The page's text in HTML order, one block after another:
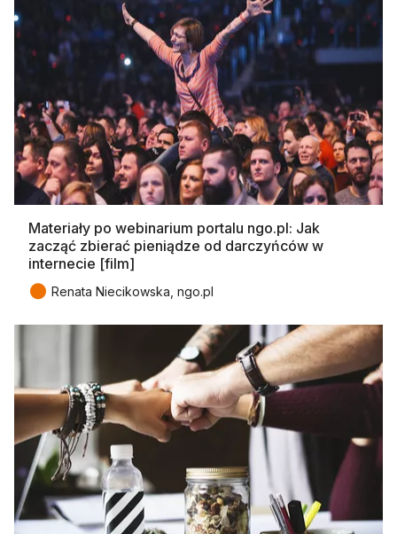
Materiały po webinarium portalu ngo.pl: Jak
zacząć zbierać pieniądze od darczyńców w
internecie [film]
● Renata Niecikowska, ngo.pl